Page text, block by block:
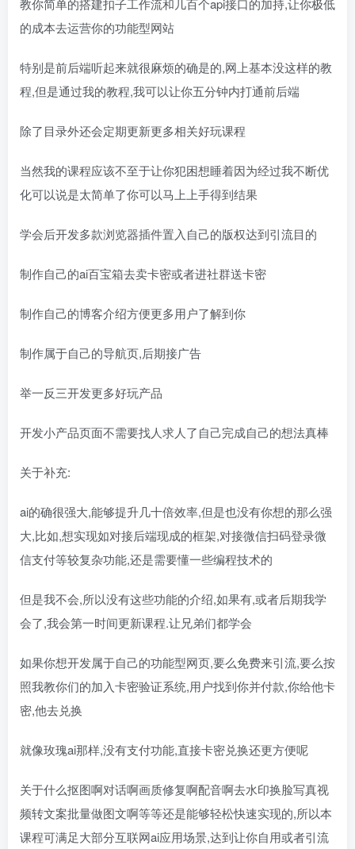
的成本去运营你的功能型网站
特别是前后端听起来就很麻烦的确是的,网上基本没这样的教
程,但是通过我的教程,我可以让你五分钟内打通前后端
除了目录外还会定期更新更多相关好玩课程
当然我的课程应该不至于让你犯困想睡着因为经过我不断优
化可以说是太简单了你可以马上上手得到结果
学会后开发多款浏览器插件置入自己的版权达到引流目的
制作自己的ai百宝箱去卖卡密或者进社群送卡密
制作自己的博客介绍方便更多用户了解到你
制作属于自己的导航页,后期接广告
举一反三开发更多好玩产品
开发小产品页面不需要找人求人了自己完成自己的想法真棒
关于补充:
ai的确很强大,能够提升几十倍效率,但是也没有你想的那么强
大,比如,想实现如对接后端现成的框架,对接微信扫码登录微
信支付等较复杂功能,还是需要懂一些编程技术的
但是我不会,所以没有这些功能的介绍,如果有,或者后期我学
会了,我会第一时间更新课程.让兄弟们都学会
如果你想开发属于自己的功能型网页,要么免费来引流,要么按
照我教你们的加入卡密验证系统,用户找到你并付款,你给他卡
密,他去兑换
就像玫瑰ai那样,没有支付功能,直接卡密兑换还更方便呢
关于什么抠图啊对话啊画质修复啊配音啊去水印换脸写真视
频转文案批量做图文啊等等还是能够轻松快速实现的,所以本
课程可满足大部分互联网ai应用场景,达到让你自用或者引流